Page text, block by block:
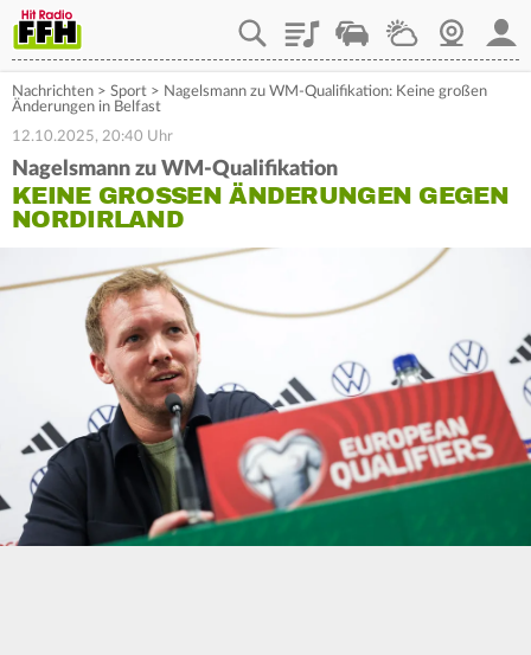
PlaylistStaupilotWetterWebcam
Nachrichten > Sport > Nagelsmann zu WM-Qualifikation: Keine großen
Änderungen in Belfast
12.10.2025, 20:40 Uhr
Nagelsmann zu WM-Qualifikation
KEINE GROSSEN ÄNDERUNGEN GEGEN N
ORDIRLAND